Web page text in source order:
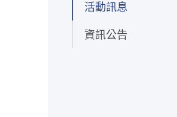
活動訊息
資訊公告